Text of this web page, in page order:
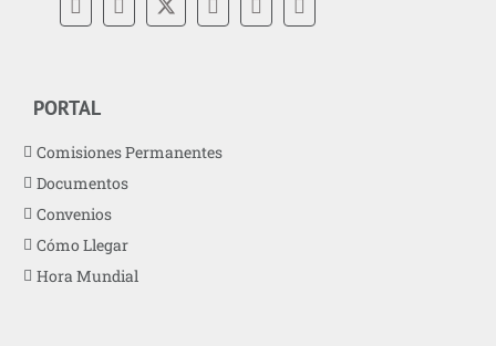
PORTAL
Comisiones Permanentes
Documentos
Convenios
Cómo Llegar
Hora Mundial